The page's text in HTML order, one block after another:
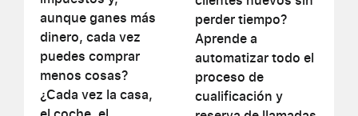
aunque ganes más
dinero, cada vez
puedes comprar
menos cosas?
¿Cada vez la casa,
perder tiempo?
Aprende a
automatizar todo el
proceso de
cualificación y